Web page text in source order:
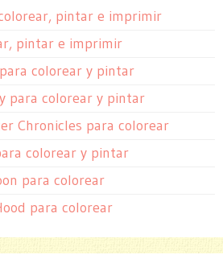
pintar e imprimir
pintar e imprimir
colorear y pintar
para colorear y pintar
Chronicles para colorear
colorear y pintar
para colorear
para colorear